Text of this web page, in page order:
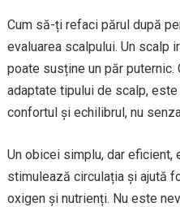
Cum să-ți refaci părul după
evaluarea scalpului. Un scalp
poate susține un păr puternic.
adaptate tipului de scalp,
confortul și echilibrul, nu
Un obicei simplu, dar eficient,
stimulează circulația și ajută
oxigen și nutrienți. Nu este